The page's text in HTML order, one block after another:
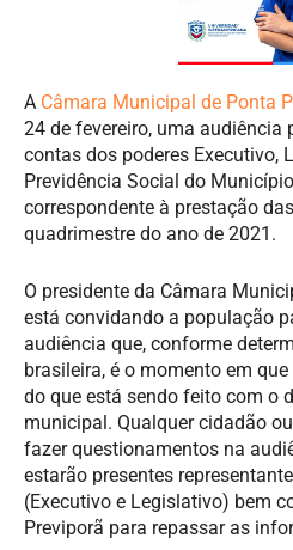
A Câmara Municipal de Ponta
24 de fevereiro, uma audiência
contas dos poderes Executivo,
Previdência Social do
correspondente à prestação
quadrimestre do ano de 2021.
O presidente da Câmara
está convidando a população
audiência que, conforme
brasileira, é o momento em
do que está sendo feito com o
municipal. Qualquer cidadão
fazer questionamentos na
estarão presentes
(Executivo e Legislativo) bem
Previporã para repassar as